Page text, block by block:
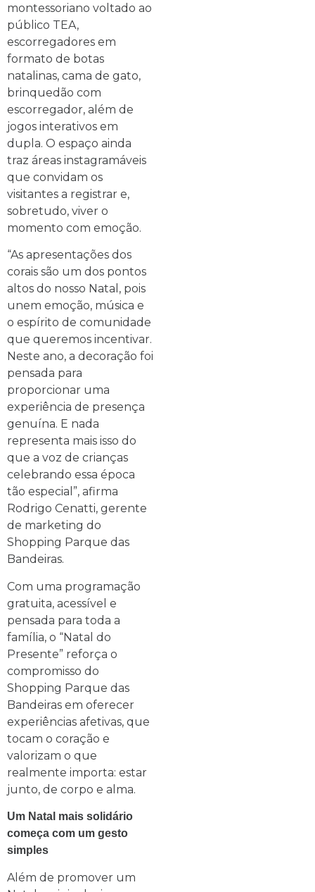
montessoriano voltado ao
público TEA,
escorregadores em
formato de botas
natalinas, cama de gato,
brinquedão com
escorregador, além de
jogos interativos em
dupla. O espaço ainda
traz áreas instagramáveis
que convidam os
visitantes a registrar e,
sobretudo, viver o
momento com emoção.
“As apresentações dos
corais são um dos pontos
altos do nosso Natal, pois
unem emoção, música e
o espírito de comunidade
que queremos incentivar.
Neste ano, a decoração foi
pensada para
proporcionar uma
experiência de presença
genuína. E nada
representa mais isso do
que a voz de crianças
celebrando essa época
tão especial”, afirma
Rodrigo Cenatti, gerente
de marketing do
Shopping Parque das
Bandeiras.
Com uma programação
gratuita, acessível e
pensada para toda a
família, o “Natal do
Presente” reforça o
compromisso do
Shopping Parque das
Bandeiras em oferecer
experiências afetivas, que
tocam o coração e
valorizam o que
realmente importa: estar
junto, de corpo e alma.
Um Natal mais solidário
começa com um gesto
simples
Além de promover um